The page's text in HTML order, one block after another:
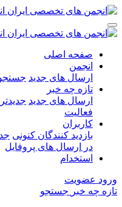
صفحه اصلی
انجمن
ارسال های جدید
تازه چه خبر
ارسال های جدید
فعالیت
کاربران
بازدید کنندگان کنونی
در ارسال های پروفایل
استخدام
ورود عضویت
تازه چه خبر جستجو